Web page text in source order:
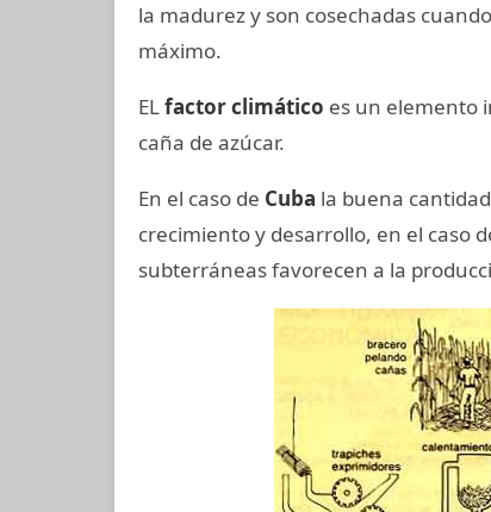
la madurez y son cosechadas
máximo.
ELfactor climático es un elemento
caña de azúcar.
En el caso de Cuba la buena
crecimiento y desarrollo, en el caso
subterráneas favorecen a la